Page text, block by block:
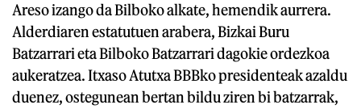
Areso izango da Bilboko alkate, hemendik aurrera.
Alderdiaren estatutuen arabera, Bizkai Buru
Batzarrari eta Bilboko Batzarrari dagokie ordezkoa
aukeratzea. Itxaso Atutxa BBBko presidenteak azaldu
duenez, ostegunean bertan bildu ziren bi batzarrak,